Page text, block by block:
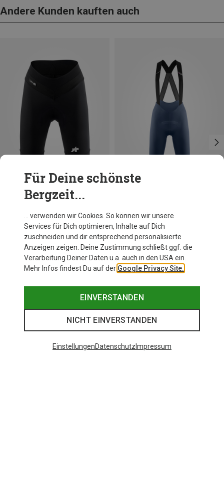
Andere Kunden kauften auch
Damen Uma GT Short S11 Radhose kurz
139,60 €
S M XL XXL
Assos
Damen Dyora R S11 Bib kurz
199,95 €
Für Deine schönste
Bergzeit...
… verwenden wir Cookies. So können wir unsere
Services für Dich optimieren, Inhalte auf Dich
zuschneiden und dir entsprechend personalisierte
Anzeigen zeigen. Deine Zustimmung schließt ggf. die
Verarbeitung Deiner Daten u.a. auch in den USA ein.
Mehr Infos findest Du auf der Google Privacy Site.
EINVERSTANDEN
NICHT EINVERSTANDEN
EinstellungenDatenschutz Impressum